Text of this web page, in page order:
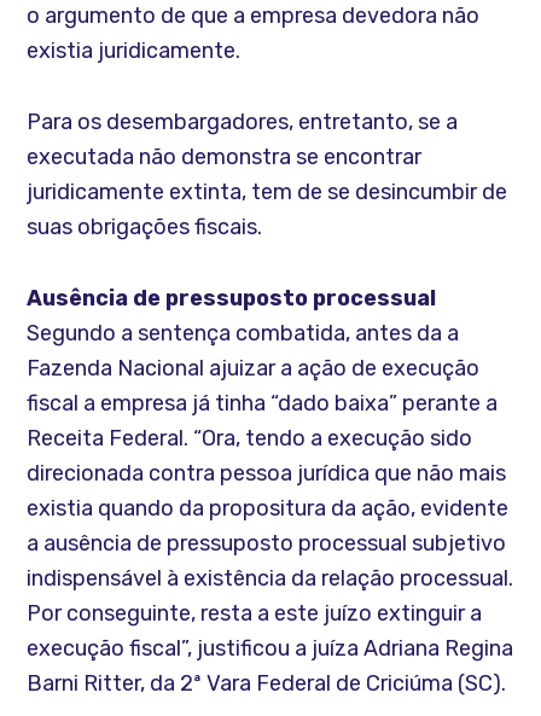
o argumento de que a empresa devedora não
existia juridicamente.
Para os desembargadores, entretanto, se a
executada não demonstra se encontrar
juridicamente extinta, tem de se desincumbir de
suas obrigações fiscais.
Ausência de pressuposto processual
Segundo a sentença combatida, antes da a
Fazenda Nacional ajuizar a ação de execução
fiscal a empresa já tinha “dado baixa” perante a
Receita Federal. “Ora, tendo a execução sido
direcionada contra pessoa jurídica que não mais
existia quando da propositura da ação, evidente
a ausência de pressuposto processual subjetivo
indispensável à existência da relação processual.
Por conseguinte, resta a este juízo extinguir a
execução fiscal”, justificou a juíza Adriana Regina
Barni Ritter, da 2ª Vara Federal de Criciúma (SC).